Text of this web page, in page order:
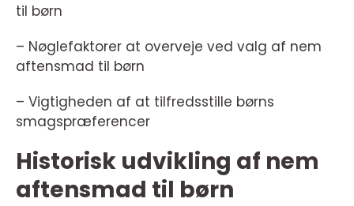
til børn
– Nøglefaktorer at overveje ved valg af nem
aftensmad til børn
– Vigtigheden af at tilfredsstille børns
smagspræferencer
Historisk udvikling af nem
aftensmad til børn